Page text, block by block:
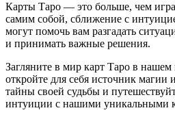
Карты Таро — это больше, чем
самим собой, сближение с
могут помочь вам разгадать
и принимать важные решения.
Загляните в мир карт Таро в нашем
откройте для себя источник магии
тайны своей судьбы и
интуиции с нашими уникальными